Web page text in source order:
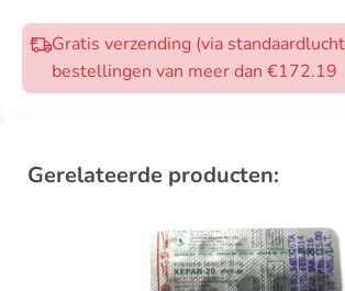
Gratis verzending (via
bestellingen van meer dan €172.19
Gerelateerde producten: